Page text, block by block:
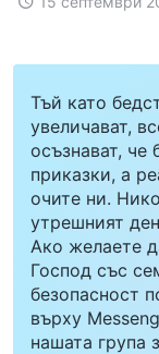
Тъй като
увеличават,
осъзнават, че
приказки, а
очите ни.
утрешният
Ако желаете
Господ със
безопасност
върху
нашата група